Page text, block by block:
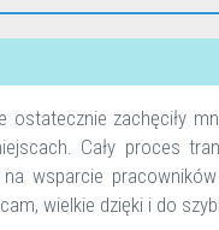
ostatecznie zachęciły
Cały proces
wsparcie
wielkie dzięki i do